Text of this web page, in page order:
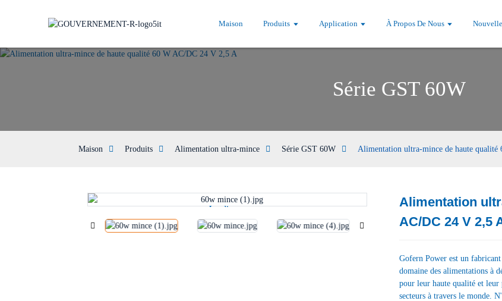
Maison Produits Application À Propos De Nous
Série GST 60W
Maison Produits Alimentation ultra-mince Série GST 60W Alimentation ultra-mince de haute
Loading...
Loading...
Alimentation
AC/DC 24 V 2,5
Gofern Power est un
domaine des alimentations à
pour leur haute qualité et
secteurs à travers le monde.